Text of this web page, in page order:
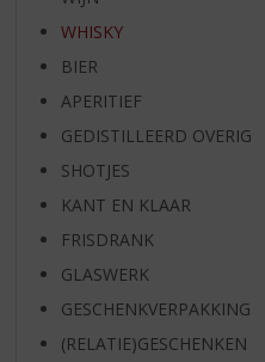
WHISKY
BIER
APERITIEF
GEDISTILLEERD OVERIG
SHOTJES
KANT EN KLAAR
FRISDRANK
GLASWERK
GESCHENKVERPAKKING
(RELATIE)GESCHENKEN